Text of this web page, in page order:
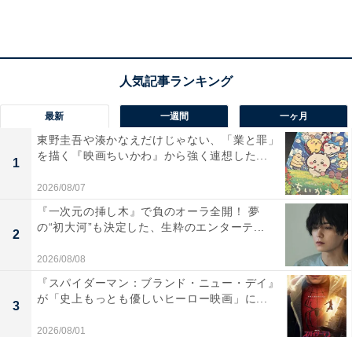
第2位：「まいぜんシスターズ」
最新 一週間 一ヶ月
1
東野圭吾や湊かなえだけじゃない、「業と罪」
を描く『映画ちいかわ』から強く連想した...
2026/08/07
2
『一次元の挿し木』で負のオーラ全開！ 夢
の“初大河”も決定した、生粋のエンターテ...
2026/08/08
3
『スパイダーマン：ブランド・ニュー・デイ』
が「史上もっとも優しいヒーロー映画」に...
2026/08/01